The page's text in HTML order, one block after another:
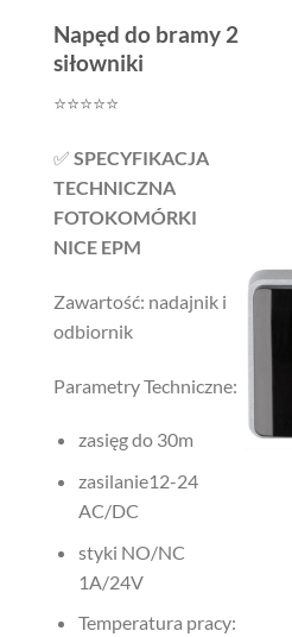
Napęd do bramy 2
siłowniki
⭐️⭐️⭐️⭐️⭐️
✅ SPECYFIKACJA
TECHNICZNA
FOTOKOMÓRKI
NICE EPM
Zawartość: nadajnik i
odbiornik
Parametry Techniczne:
zasięg do 30m
zasilanie12-24
AC/DC
styki NO/NC
1A/24V
Temperatura pracy: